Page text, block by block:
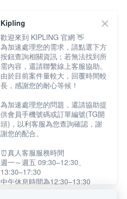
Kipling
歡迎來到 KIPLING 官網 👋
為加速處理您的需求，請點選下方
按鈕查詢相關資訊；若無法找到所
需內容，還請聯繫線上客服協助。
由於目前案件量較大，回覆時間較
長，感謝您的耐心等候！
為加速處理您的問題，還請協助提
供會員手機號碼或訂單編號(TG開
頭)，以利客服為您查詢確認，謝
謝您的配合。
⏰真人客服服務時間
週一～週五 09:30–12:30、
13:30–17:30
中午休息時間為12:30–13:30